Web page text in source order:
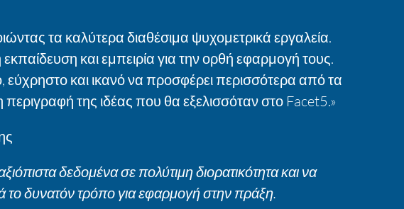
τα καλύτερα διαθέσιμα ψυχομετρικά εργαλεία.
και εμπειρία για την ορθή εφαρμογή τους.
και ικανό να προσφέρει περισσότερα από τα
της ιδέας που θα εξελισσόταν στο Facet5.»
δεδομένα σε πολύτιμη διορατικότητα και να
το δυνατόν τρόπο για εφαρμογή στην πράξη.